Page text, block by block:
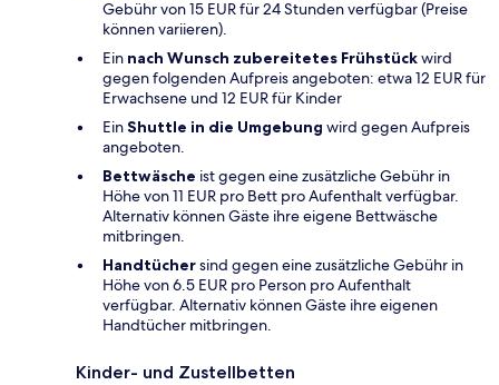
Gebühr von 15 EUR für 24 Stunden verfügbar (Preise
können variieren).
Ein nach Wunsch zubereitetes Frühstückwird
gegen folgenden Aufpreis angeboten: etwa 12 EUR für
Erwachsene und 12 EUR für Kinder
EinShuttle in die Umgebung wird gegen Aufpreis
angeboten.
Bettwäsche ist gegen eine zusätzliche Gebühr in
Höhe von 11 EUR pro Bett pro Aufenthalt verfügbar.
Alternativ können Gäste ihre eigene Bettwäsche
mitbringen.
Handtüchersind gegen eine zusätzliche Gebühr in
Höhe von 6.5 EUR pro Person pro Aufenthalt
verfügbar. Alternativ können Gäste ihre eigenen
Handtücher mitbringen.
Kinder- und Zustellbetten